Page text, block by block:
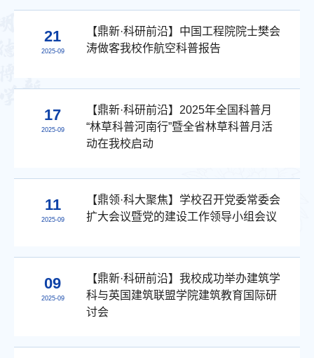
21
2025-09
【鼎新·科研前沿】中国工程院院士樊会
涛做客我校作航空科普报告
17
2025-09
【鼎新·科研前沿】2025年全国科普月
“林草科普河南行”暨全省林草科普月活
动在我校启动
11
2025-09
【鼎领·科大聚焦】学校召开党委常委会
扩大会议暨党的建设工作领导小组会议
09
2025-09
【鼎新·科研前沿】我校成功举办建筑学
科与英国建筑联盟学院建筑教育国际研
讨会